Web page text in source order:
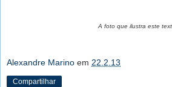
A foto que ilustra este
Alexandre Marino em 22.2.13
Compartilhar